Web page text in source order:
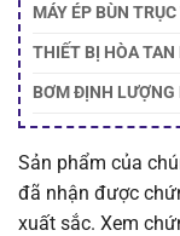
MÁY ÉP BÙN
THIẾT BỊ HÒA TAN
BƠM ĐỊNH LƯỢNG
Sản phẩm của
đã nhận được
xuất sắc. Xem